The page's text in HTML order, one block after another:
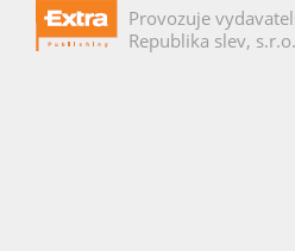
Provozuje
Republika slev, s.r.o.